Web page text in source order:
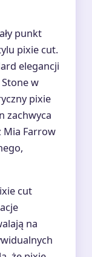
punkt
pixie cut.
elegancji
w
pixie
zachwyca
Mia Farrow
cut
na